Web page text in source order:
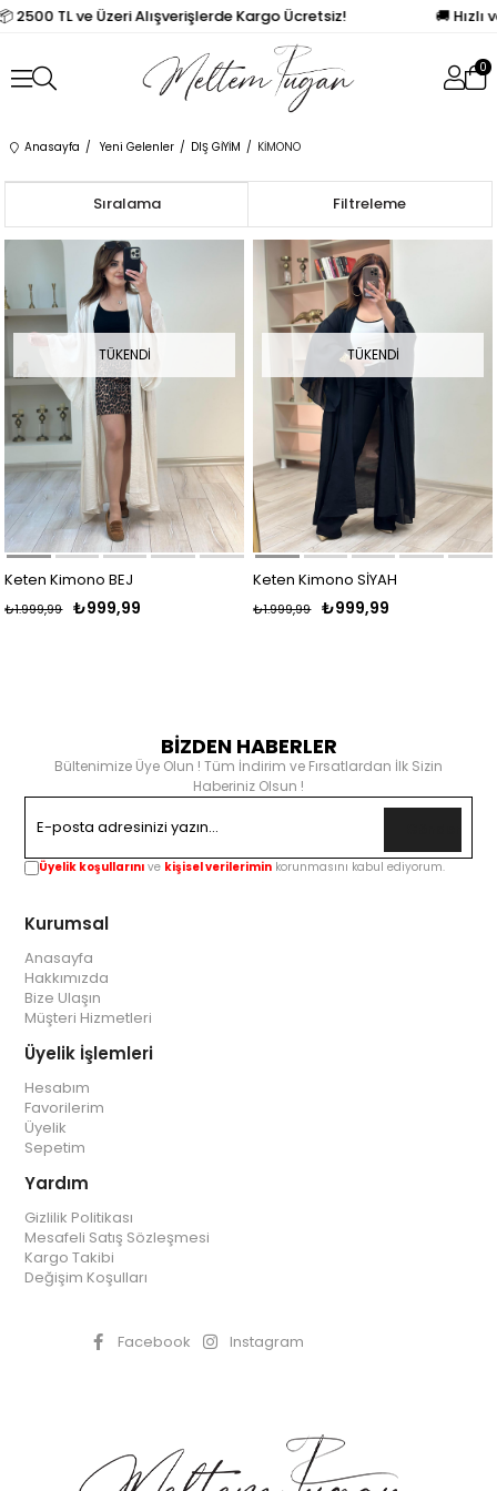
2500 TL ve Üzeri Alışverişlerde Kargo Ücretsiz! 🚚
0
Anasayfa Yeni Gelenler DIŞ GİYİM KİMONO
Filtreleme
Sıralama
TÜKENDI
Keten Kimono BEJ
₺999,99
₺1.999,99
TÜKENDI
Keten Kimono SİYAH
₺999,99
₺1.999,99
BİZDEN HABERLER
Bültenimize Üye Olun ! Tüm İndirim ve Fırsatlardan İlk Sizin
Haberiniz Olsun !
Üyelik koşullarını ve kişisel verilerimin korunmasını kabul ediyorum.
Kurumsal
Anasayfa
Hakkımızda
Bize Ulaşın
Müşteri Hizmetleri
Üyelik İşlemleri
Hesabım
Favorilerim
Üyelik
Sepetim
Yardım
Gizlilik Politikası
Mesafeli Satış Sözleşmesi
Kargo Takibi
Değişim Koşulları
Facebook Instagram